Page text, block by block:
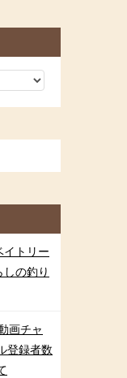
イトリー
の釣り
画チャ
登録者数